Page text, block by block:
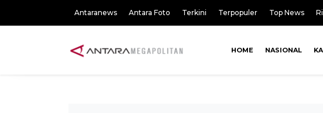
Antaranews Antara Foto Terkini Terpopuler Top News
HOME NASIONAL